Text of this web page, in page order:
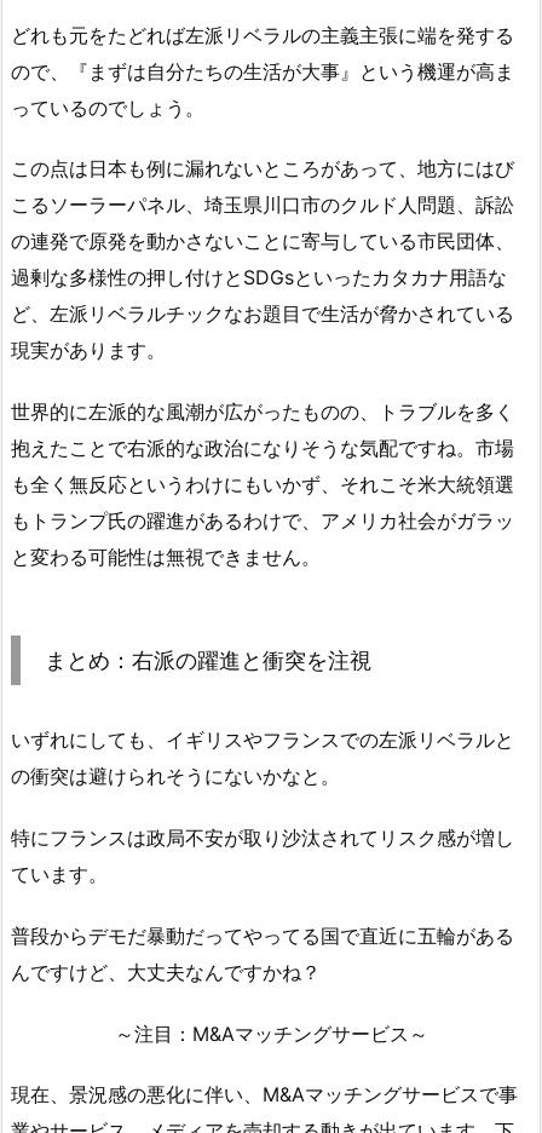
どれも元をたどれば左派リベラルの主義主張に端を発する
ので、『まずは自分たちの生活が大事』という機運が高ま
っているのでしょう。
この点は日本も例に漏れないところがあって、地方にはび
こるソーラーパネル、埼玉県川口市のクルド人問題、訴訟
の連発で原発を動かさないことに寄与している市民団体、
過剰な多様性の押し付けとSDGsといったカタカナ用語な
ど、左派リベラルチックなお題目で生活が脅かされている
現実があります。
世界的に左派的な風潮が広がったものの、トラブルを多く
抱えたことで右派的な政治になりそうな気配ですね。市場
も全く無反応というわけにもいかず、それこそ米大統領選
もトランプ氏の躍進があるわけで、アメリカ社会がガラッ
と変わる可能性は無視できません。
まとめ：右派の躍進と衝突を注視
いずれにしても、イギリスやフランスでの左派リベラルと
の衝突は避けられそうにないかなと。
特にフランスは政局不安が取り沙汰されてリスク感が増し
ています。
普段からデモだ暴動だってやってる国で直近に五輪がある
んですけど、大丈夫なんですかね？
～注目：M&Aマッチングサービス～
現在、景況感の悪化に伴い、M&Aマッチングサービスで事